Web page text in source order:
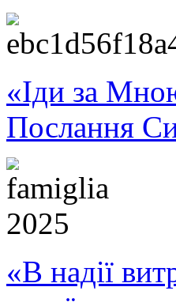
«Іди за
Послання
«В надії